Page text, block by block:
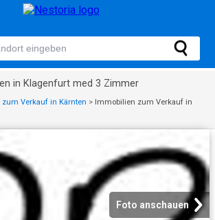
in Klagenfurt med 3 Zimmer
Verkauf in Kärnten > Immobilien zum Verkauf in
Foto anschauen